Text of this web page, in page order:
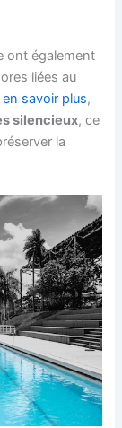
ont également
liées au
en savoir plus,
silencieux, ce
la